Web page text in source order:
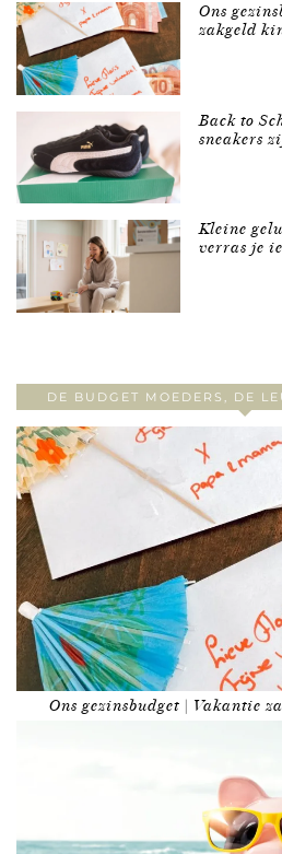
Ons
zakgeld
Back to
sneakers
Kleine
verras je
DE BUDGET MOEDERS, DE
Ons gezinsbudget | Vakantie